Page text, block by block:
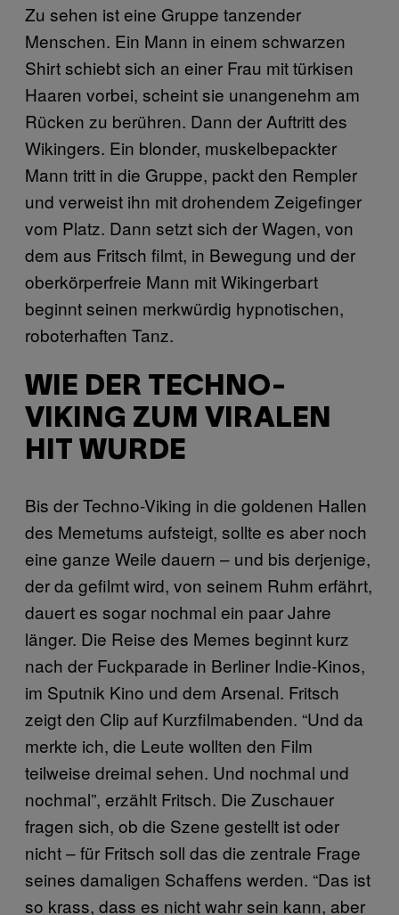
Zu sehen ist eine Gruppe tanzender
Menschen. Ein Mann in einem schwarzen
Shirt schiebt sich an einer Frau mit türkisen
Haaren vorbei, scheint sie unangenehm am
Rücken zu berühren. Dann der Auftritt des
Wikingers. Ein blonder, muskelbepackter
Mann tritt in die Gruppe, packt den Rempler
und verweist ihn mit drohendem Zeigefinger
vom Platz. Dann setzt sich der Wagen, von
dem aus Fritsch filmt, in Bewegung und der
oberkörperfreie Mann mit Wikingerbart
beginnt seinen merkwürdig hypnotischen,
roboterhaften Tanz.
WIE DER TECHNO-
VIKING ZUM VIRALEN
HIT WURDE
Bis der Techno-Viking in die goldenen Hallen
des Memetums aufsteigt, sollte es aber noch
eine ganze Weile dauern – und bis derjenige,
der da gefilmt wird, von seinem Ruhm erfährt,
dauert es sogar nochmal ein paar Jahre
länger. Die Reise des Memes beginnt kurz
nach der Fuckparade in Berliner Indie-Kinos,
im Sputnik Kino und dem Arsenal. Fritsch
zeigt den Clip auf Kurzfilmabenden. “Und da
merkte ich, die Leute wollten den Film
teilweise dreimal sehen. Und nochmal und
nochmal”, erzählt Fritsch. Die Zuschauer
fragen sich, ob die Szene gestellt ist oder
nicht – für Fritsch soll das die zentrale Frage
seines damaligen Schaffens werden. “Das ist
so krass, dass es nicht wahr sein kann, aber